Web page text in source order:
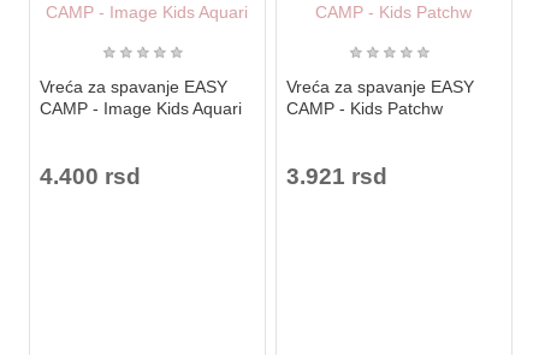
★ ★ ★ ★ ★
Vreća za spavanje EASY
CAMP - Image Kids Aquari
4.400 rsd
★ ★ ★ ★ ★
Vreća za spavanje EASY
CAMP - Kids Patchw
3.921 rsd